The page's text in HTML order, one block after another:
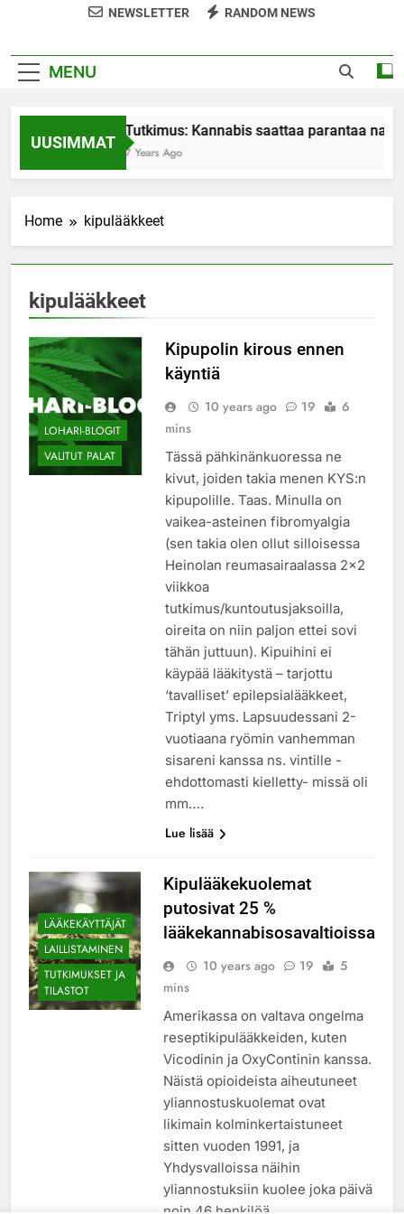
NEWSLETTER RANDOM NEWS
MENU
UUSIMMAT
Tutkimus: Kannabis saattaa parantaa
7 Years Ago
Home kipulääkkeet
kipulääkkeet
LOHARI-BLOGIT
VALITUT PALAT
Kipupolin kirous ennen
käyntiä
10 years ago 19
6
mins
Tässä pähkinänkuoressa ne
kivut, joiden takia menen KYS:n
kipupolille. Taas. Minulla on
vaikea-asteinen fibromyalgia
(sen takia olen ollut silloisessa
Heinolan reumasairaalassa 2×2
viikkoa
tutkimus/kuntoutusjaksoilla,
oireita on niin paljon ettei sovi
tähän juttuun). Kipuihini ei
käypää lääkitystä – tarjottu
‘tavalliset’ epilepsialääkkeet,
Triptyl yms. Lapsuudessani 2-
vuotiaana ryömin vanhemman
sisareni kanssa ns. vintille -
ehdottomasti kielletty- missä oli
mm….
Lue lisää
LÄÄKEKÄYTTÄJÄT
LAILLISTAMINEN
TUTKIMUKSET JA
TILASTOT
Kipulääkekuolemat
putosivat 25 %
lääkekannabisosavaltioissa
10 years ago 19
5
mins
Amerikassa on valtava ongelma
reseptikipulääkkeiden, kuten
Vicodinin ja OxyContinin kanssa.
Näistä opioideista aiheutuneet
yliannostuskuolemat ovat
likimain kolminkertaistuneet
sitten vuoden 1991, ja
Yhdysvalloissa näihin
yliannostuksiin kuolee joka päivä